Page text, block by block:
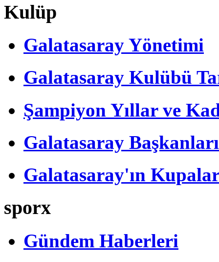
Kulüp
Galatasaray Yönetimi
Galatasaray Kulübü
Şampiyon Yıllar ve
Galatasaray Başkanları
Galatasaray'ın
sporx
Gündem Haberleri